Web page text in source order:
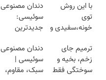
ایران شد
EREV در در
ایران رونمایی
شد
با این روش
توی
خونه،سفیدی و
برگردون
(40%off)
دندان مصنوعی
سوئیسی:
جدیدترین
سبک و مقاوم |
پرداخت قسطی
ترمیم جای
زخم، بخیه و
سوختگی فقط
دندان مصنوعی
سوئیسی |
سبک، مقاوم،